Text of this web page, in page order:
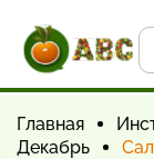
Главная
Декабрь